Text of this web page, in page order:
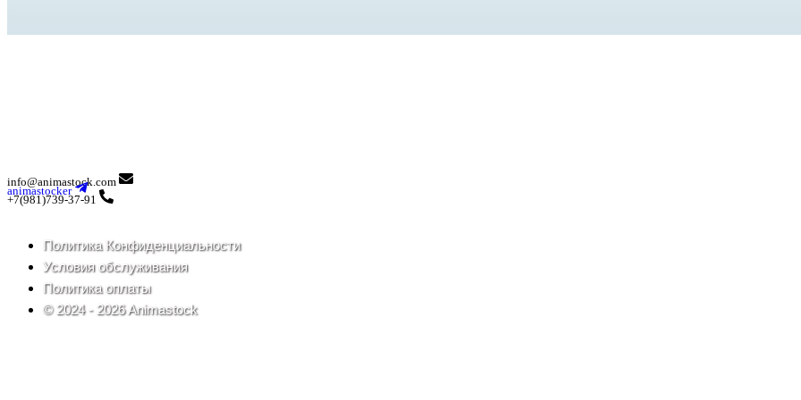
info@animastock.com
animastocker
+7(981)739-37-91
Политика Конфиденциальности
Условия обслуживания
Политика оплаты
© 2024 - 2026 Animastock